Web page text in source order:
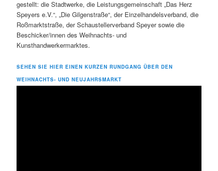
gestellt: die Stadtwerke, die Leistungsgemeinschaft „Das Herz
Speyers e.V.“, „Die Gilgenstraße“, der Einzelhandelsverband, die
Roßmarktstraße, der Schaustellerverband Speyer sowie die
Beschicker/innen des Weihnachts- und
Kunsthandwerkermarktes.
SEHEN SIE HIER EINEN KURZEN RUNDGANG ÜBER DEN
WEIHNACHTS- UND NEUJAHRSMARKT